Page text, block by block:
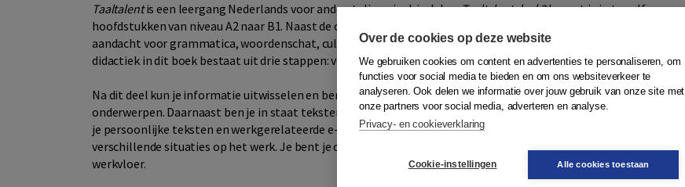
Taaltalentis een leergang Nederlands voor anderstaligen in drie delen.Taaltalent deel 3brengt je in twaalf
hoofdstukken van niveau A2 naar B1. Naast de onderdelen lezen, luisteren, spreken en schrijven is er veel
aandacht voor grammatica, woordenschat, cultuur, studievaardigheden en taal en cultuur op het werk. De
didactiek in dit boek bestaat uit drie stappen: voorbereiden, uitvoeren en oefenen.
Na dit deel kun je informatie uitwisselen en ben je in staat gesprekken te voeren over uiteenlopende
onderwerpen. Daarnaast ben je in staat teksten lezen over het dagelijks leven, het werk en de opleiding, kun
je persoonlijke teksten en werkgerelateerde e-mails schrijven, en kun je gesprekken voeren over
verschillende situaties op het werk. Je bent je ook meer bewust van de do’s en don’ts op de Nederlandse
werkvloer.
Over de cookies op deze website
We gebruiken cookies om content en advertenties te personaliseren, om
functies voor social media te bieden en om ons websiteverkeer te
analyseren. Ook delen we informatie over jouw gebruik van onze site met
onze partners voor social media, adverteren en analyse.
Privacy- en cookieverklaring
Cookie-instellingen Alle cookies toestaan